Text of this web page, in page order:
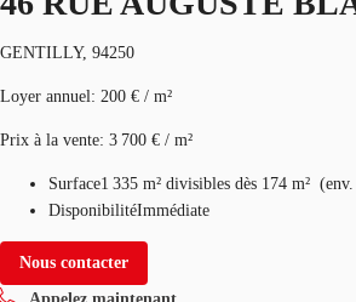
GENTILLY, 94250
Loyer annuel: 200 € / m²
Prix à la vente: 3 700 € / m²
Surface1 335 m² divisibles dès 174 m² (env.
DisponibilitéImmédiate
Nous contacter
Appelez maintenant